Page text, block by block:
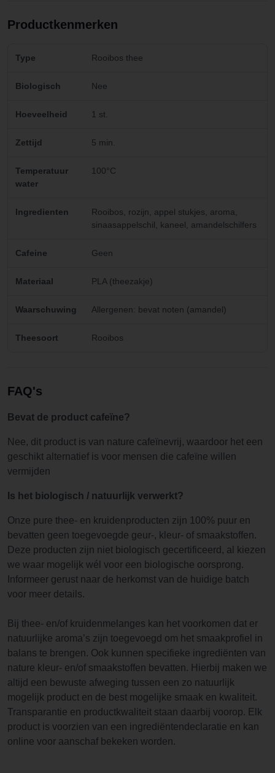
Productkenmerken
Type Rooibos thee
Biologisch Nee
Hoeveelheid 1 st.
Zettijd 5 min.
Temperatuur
water
100°C
Ingredienten
Rooibos, rozijn, appel stukjes, aroma,
sinaasappelschil, kaneel, amandelschilfers
Cafeine Geen
Materiaal PLA (theezakje)
Waarschuwing Allergenen: bevat noten (amandel)
Theesoort Rooibos
FAQ's
Bevat de product cafeïne?
Nee, dit product is van nature cafeïnevrij, waardoor het een
geschikt alternatief is voor mensen die cafeïne willen
vermijden
Is het biologisch / natuurlijk verwerkt?
Onze pure thee- en kruidenproducten zijn 100% puur en
bevatten geen toegevoegde geur-, kleur- of smaakstoffen.
Deze producten zijn niet biologisch gecertificeerd, al kiezen
we waar mogelijk wél voor een biologische oorsprong.
Informeer gerust naar de herkomst van de huidige batch
voor meer details.
Bij thee- en/of kruidenmelanges kan het voorkomen dat er
natuurlijke aroma’s zijn toegevoegd om het smaakprofiel in
balans te brengen. Ook kunnen specifieke ingrediënten van
nature kleur- en/of smaakstoffen bevatten. Hierbij maken we
altijd een bewuste afweging tussen een zo natuurlijk
mogelijk product en de best mogelijke smaak en kwaliteit.
Transparantie en productkwaliteit staan daarbij voorop. Elk
product is voorzien van een ingrediëntendeclaratie en kan
online voor aanschaf bekeken worden.